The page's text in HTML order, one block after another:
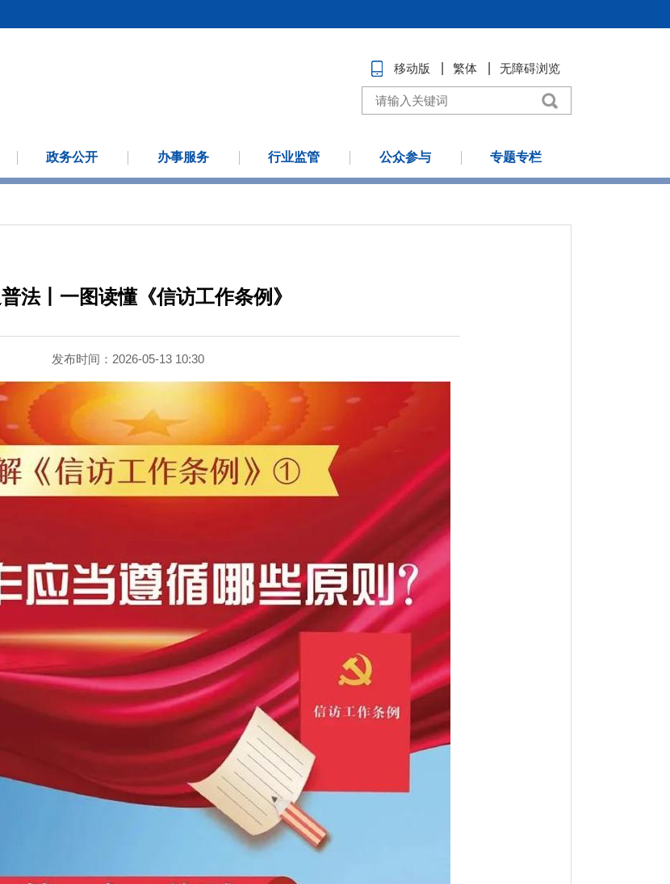
移动版 繁体 无障碍浏览
政务公开 办事服务 行业监管 公众参与 专题专栏
法丨一图读懂《信访工作条例》
发布时间：2026-05-13 10:30